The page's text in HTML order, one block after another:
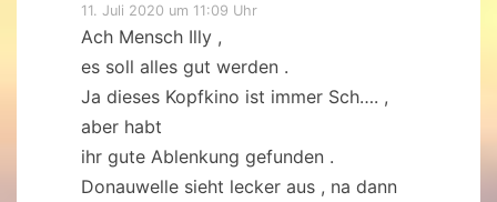
11. Juli 2020 um 11:09 Uhr
Ach Mensch Illy ,
es soll alles gut werden .
Ja dieses Kopfkino ist immer Sch…. ,
aber habt
ihr gute Ablenkung gefunden .
Donauwelle sieht lecker aus , na dann